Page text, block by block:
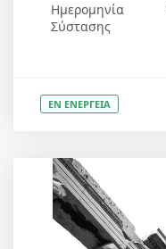
Ημερομηνία
Σύστασης
ΕΝ ΕΝΕΡΓΕΙΑ